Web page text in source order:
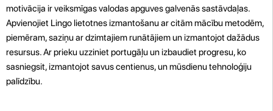
motivācija ir veiksmīgas valodas apguves galvenās sastāvdaļas.
Apvienojiet Lingo lietotnes izmantošanu ar citām mācību metodēm,
piemēram, saziņu ar dzimtajiem runātājiem un izmantojot dažādus
resursus. Ar prieku uzziniet portugāļu un izbaudiet progresu, ko
sasniegsit, izmantojot savus centienus, un mūsdienu tehnoloģiju
palīdzību.